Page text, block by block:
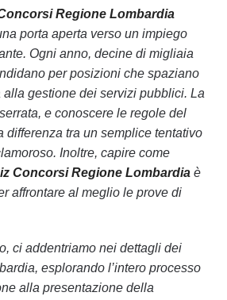
Regione Lombardia
porta aperta verso un impiego
Ogni anno, decine di migliaia
per posizioni che spaziano
gestione dei servizi pubblici. La
e conoscere le regole del
differenza tra un semplice tentativo
Inoltre, capire come
Concorsi Regione Lombardia è
affrontare al meglio le prove di
ci addentriamo nei dettagli dei
esplorando l’intero processo
alla presentazione della